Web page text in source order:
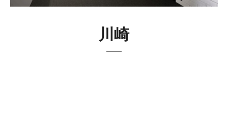
川崎